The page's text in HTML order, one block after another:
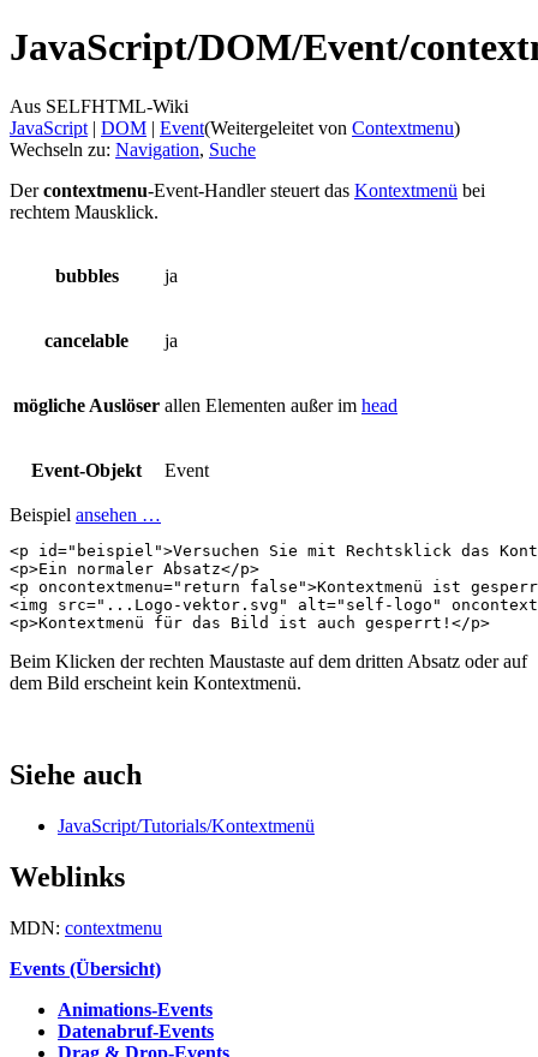
JavaScript/DOM/Event/
Aus SELFHTML-Wiki
JavaScript ‎ | DOM ‎ | Event(Weitergeleitet von Contextmenu)
Wechseln zu: Navigation, Suche
Dercontextmenu-Event-Handler steuert das Kontextmenü bei
rechtem Mausklick.
bubbles ja
cancelable ja
mögliche Auslöser allen Elementen außer im head
Event-Objekt Event
Beispiel ansehen …
<p id="beispiel">Versuchen Sie mit Rechtsklick das
<p>Ein normaler Absatz</p>
<p oncontextmenu="return false">Kontextmenü ist
<img src="...Logo-vektor.svg" alt="self-logo"
<p>Kontextmenü für das Bild ist auch gesperrt! </p>
Beim Klicken der rechten Maustaste auf dem dritten Absatz oder auf
dem Bild erscheint kein Kontextmenü.
Siehe auch
JavaScript/Tutorials/Kontextmenü
Weblinks
MDN: contextmenu
Events (Übersicht)
Animations-Events
Datenabruf-Events
Drag & Drop-Events